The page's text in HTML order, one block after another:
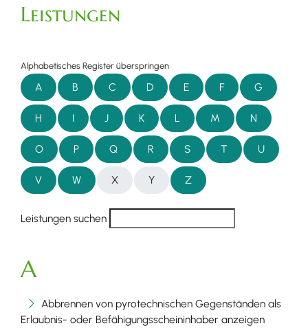
Leistungen
Alphabetisches Register überspringen
A B C D E F G
H I J K L M N
O P Q R S T U
V W X Y Z
Leistungen suchen
A
Abbrennen von pyrotechnischen Gegenständen als
Erlaubnis- oder Befähigungsscheininhaber anzeigen